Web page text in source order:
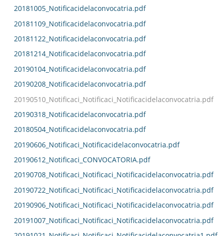
20181005_Notificacidelaconvocatria.pdf
20181109_Notificacidelaconvocatria.pdf
20181122_Notificacidelaconvocatria.pdf
20181214_Notificacidelaconvocatria.pdf
20190104_Notificacidelaconvocatria.pdf
20190208_Notificacidelaconvocatria.pdf
20190510_Notificaci_Notificaci_Notificacidelaconvocatria.pdf
20190318_Notificacidelaconvocatria.pdf
20180504_Notificacidelaconvocatria.pdf
20190606_Notificaci_Notificacidelaconvocatria.pdf
20190612_Notificaci_CONVOCATORIA.pdf
20190708_Notificaci_Notificaci_Notificacidelaconvocatria.pdf
20190722_Notificaci_Notificaci_Notificacidelaconvocatria.pdf
20190906_Notificaci_Notificaci_Notificacidelaconvocatria.pdf
20191007_Notificaci_Notificaci_Notificacidelaconvocatria.pdf